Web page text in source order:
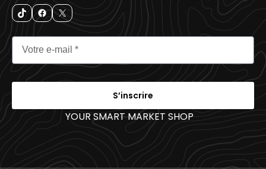
S’inscrire
YOUR SMART MARKET SHOP _